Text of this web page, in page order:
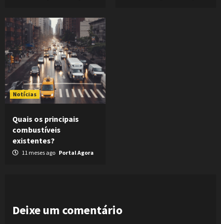
Notícias
Quais os principais
combustíveis
existentes?
11 meses ago Portal Agora
Deixe um comentário